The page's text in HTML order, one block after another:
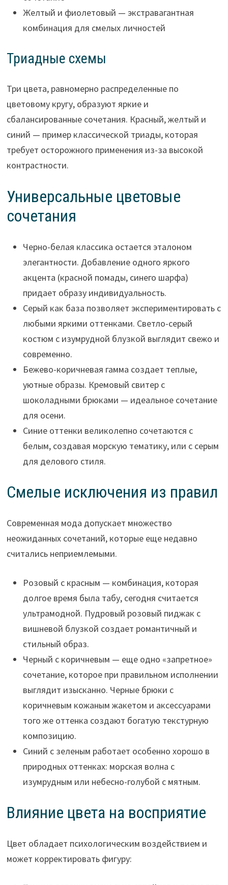
Желтый и фиолетовый — экстравагантная
комбинация для смелых личностей
Триадные схемы
Три цвета, равномерно распределенные по
цветовому кругу, образуют яркие и
сбалансированные сочетания. Красный, желтый и
синий — пример классической триады, которая
требует осторожного применения из-за высокой
контрастности.
Универсальные цветовые
сочетания
Черно-белая классика остается эталоном
элегантности. Добавление одного яркого
акцента (красной помады, синего шарфа)
придает образу индивидуальность.
Серый как база позволяет экспериментировать с
любыми яркими оттенками. Светло-серый
костюм с изумрудной блузкой выглядит свежо и
современно.
Бежево-коричневая гамма создает теплые,
уютные образы. Кремовый свитер с
шоколадными брюками — идеальное сочетание
для осени.
Синие оттенки великолепно сочетаются с
белым, создавая морскую тематику, или с серым
для делового стиля.
Смелые исключения из правил
Современная мода допускает множество
неожиданных сочетаний, которые еще недавно
считались неприемлемыми.
Розовый с красным — комбинация, которая
долгое время была табу, сегодня считается
ультрамодной. Пудровый розовый пиджак с
вишневой блузкой создает романтичный и
стильный образ.
Черный с коричневым — еще одно «запретное»
сочетание, которое при правильном исполнении
выглядит изысканно. Черные брюки с
коричневым кожаным жакетом и аксессуарами
того же оттенка создают богатую текстурную
композицию.
Синий с зеленым работает особенно хорошо в
природных оттенках: морская волна с
изумрудным или небесно-голубой с мятным.
Влияние цвета на восприятие
Цвет обладает психологическим воздействием и
может корректировать фигуру: